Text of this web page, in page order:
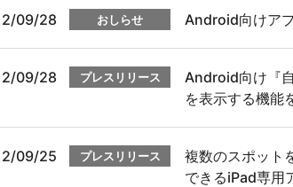
09/28 おしらせ Android向けア
09/28 プレスリリース
Android向け『
を表示する機能
09/25 プレスリリース
複数のスポット
できるiPad専用